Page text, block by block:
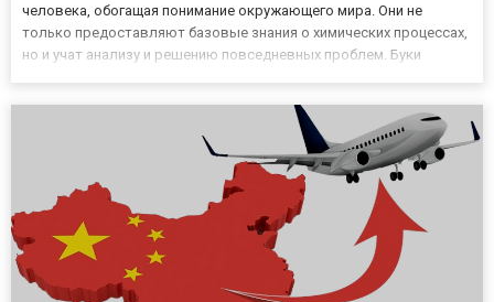
человека, обогащая понимание окружающего мира. Они не
только предоставляют базовые знания о химических процессах,
но и учат анализу и решению повседневных проблем. Буки